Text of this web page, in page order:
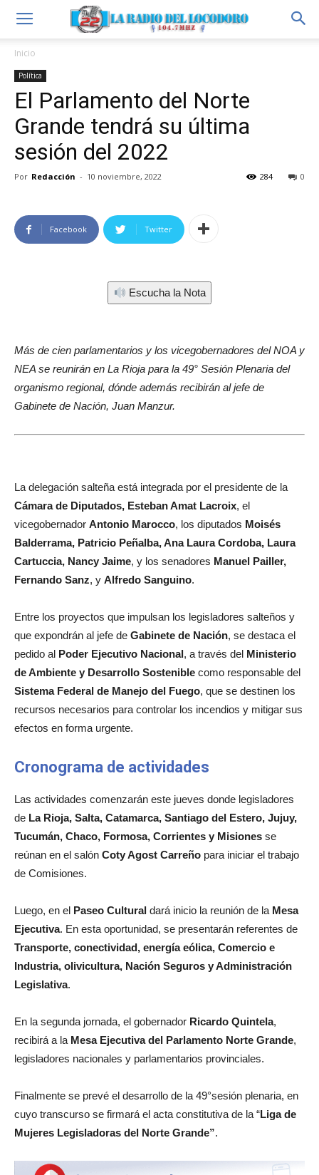
Inicio
Política
El Parlamento del Norte
Grande tendrá su última
sesión del 2022
Por Redacción - 10 noviembre, 2022 0
284
Facebook Twitter
Escucha la Nota
Más de cien parlamentarios y los vicegobernadores del NOA y
NEA se reunirán en La Rioja para la 49° Sesión Plenaria del
organismo regional, dónde además recibirán al jefe de
Gabinete de Nación, Juan Manzur.
La delegación salteña está integrada por el presidente de la
Cámara de Diputados, Esteban Amat Lacroix, el
vicegobernador Antonio Marocco, los diputados Moisés
Balderrama, Patricio Peñalba, Ana Laura Cordoba, Laura
Cartuccia, Nancy Jaime, y los senadores Manuel Pailler,
Fernando Sanz, y Alfredo Sanguino.
Entre los proyectos que impulsan los legisladores salteños y
que expondrán al jefe de Gabinete de Nación, se destaca el
pedido al Poder Ejecutivo Nacional, a través del Ministerio
de Ambiente y Desarrollo Sostenible como responsable del
Sistema Federal de Manejo del Fuego, que se destinen los
recursos necesarios para controlar los incendios y mitigar sus
efectos en forma urgente.
Cronograma de actividades
Las actividades comenzarán este jueves donde legisladores
de La Rioja, Salta, Catamarca, Santiago del Estero, Jujuy,
Tucumán, Chaco, Formosa, Corrientes y Misiones se
reúnan en el salón Coty Agost Carreño para iniciar el trabajo
de Comisiones.
Luego, en el Paseo Cultural dará inicio la reunión de la Mesa
Ejecutiva. En esta oportunidad, se presentarán referentes de
Transporte, conectividad, energía eólica, Comercio e
Industria, olivicultura, Nación Seguros y Administración
Legislativa.
En la segunda jornada, el gobernador Ricardo Quintela,
recibirá a la Mesa Ejecutiva del Parlamento Norte Grande,
legisladores nacionales y parlamentarios provinciales.
Finalmente se prevé el desarrollo de la 49°sesión plenaria, en
cuyo transcurso se firmará el acta constitutiva de la “Liga de
Mujeres Legisladoras del Norte Grande”.